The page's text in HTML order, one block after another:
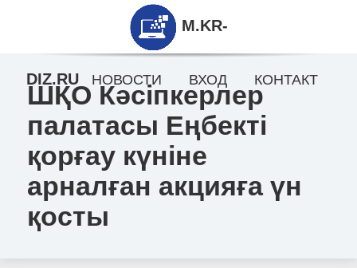
ШҚО Кәсіпкерлер
палатасы Еңбекті
қорғау күніне
арналған акцияға үн
қосты
M.KR-
DIZ.RU НОВОСТИ ВХОД КОНТАКТ